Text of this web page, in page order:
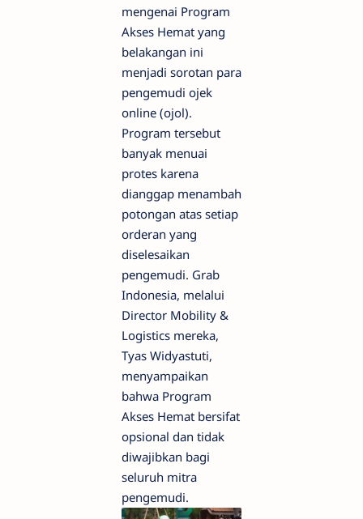
mengenai Program
Akses Hemat yang
belakangan ini
menjadi sorotan para
pengemudi ojek
online (ojol).
Program tersebut
banyak menuai
protes karena
dianggap menambah
potongan atas setiap
orderan yang
diselesaikan
pengemudi. Grab
Indonesia, melalui
Director Mobility &
Logistics mereka,
Tyas Widyastuti,
menyampaikan
bahwa Program
Akses Hemat bersifat
opsional dan tidak
diwajibkan bagi
seluruh mitra
pengemudi.